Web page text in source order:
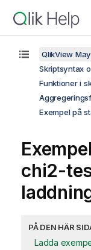
QlikView
Skriptsyntax
Funktioner i
Exempel på
chi2-
PÅ DEN HÄR
Ladda